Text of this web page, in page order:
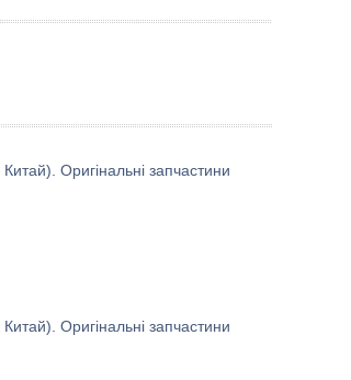
Оригінальні запчастини
Оригінальні запчастини